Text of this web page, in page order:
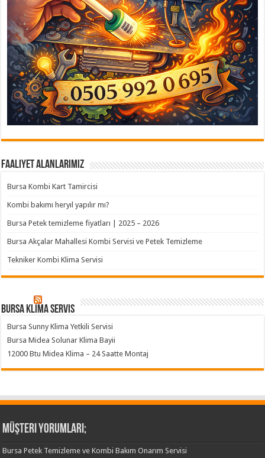
Faaliyet Alanlarımız
Bursa Kombi Kart Tamircisi
Kombi bakımı heryıl yapılır mı?
Bursa Petek temizleme fiyatları | 2025 – 2026
Bursa Akçalar Mahallesi Kombi Servisi ve Petek Temizleme
Tekniker Kombi Klima Servisi
Bursa klima servis
Bursa Sunny Klima Yetkili Servisi
Bursa Midea Solunar Klima Bayii
12000 Btu Midea Klima – 24 Saatte Montaj
Müşteri Yorumları;
Bursa Petek Temizleme ve Kombi Bakım Onarım Servisi